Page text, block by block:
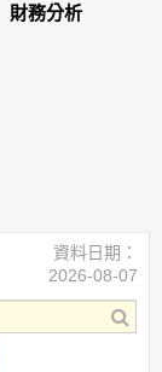
財務分析
資料日期：
2026-08-07